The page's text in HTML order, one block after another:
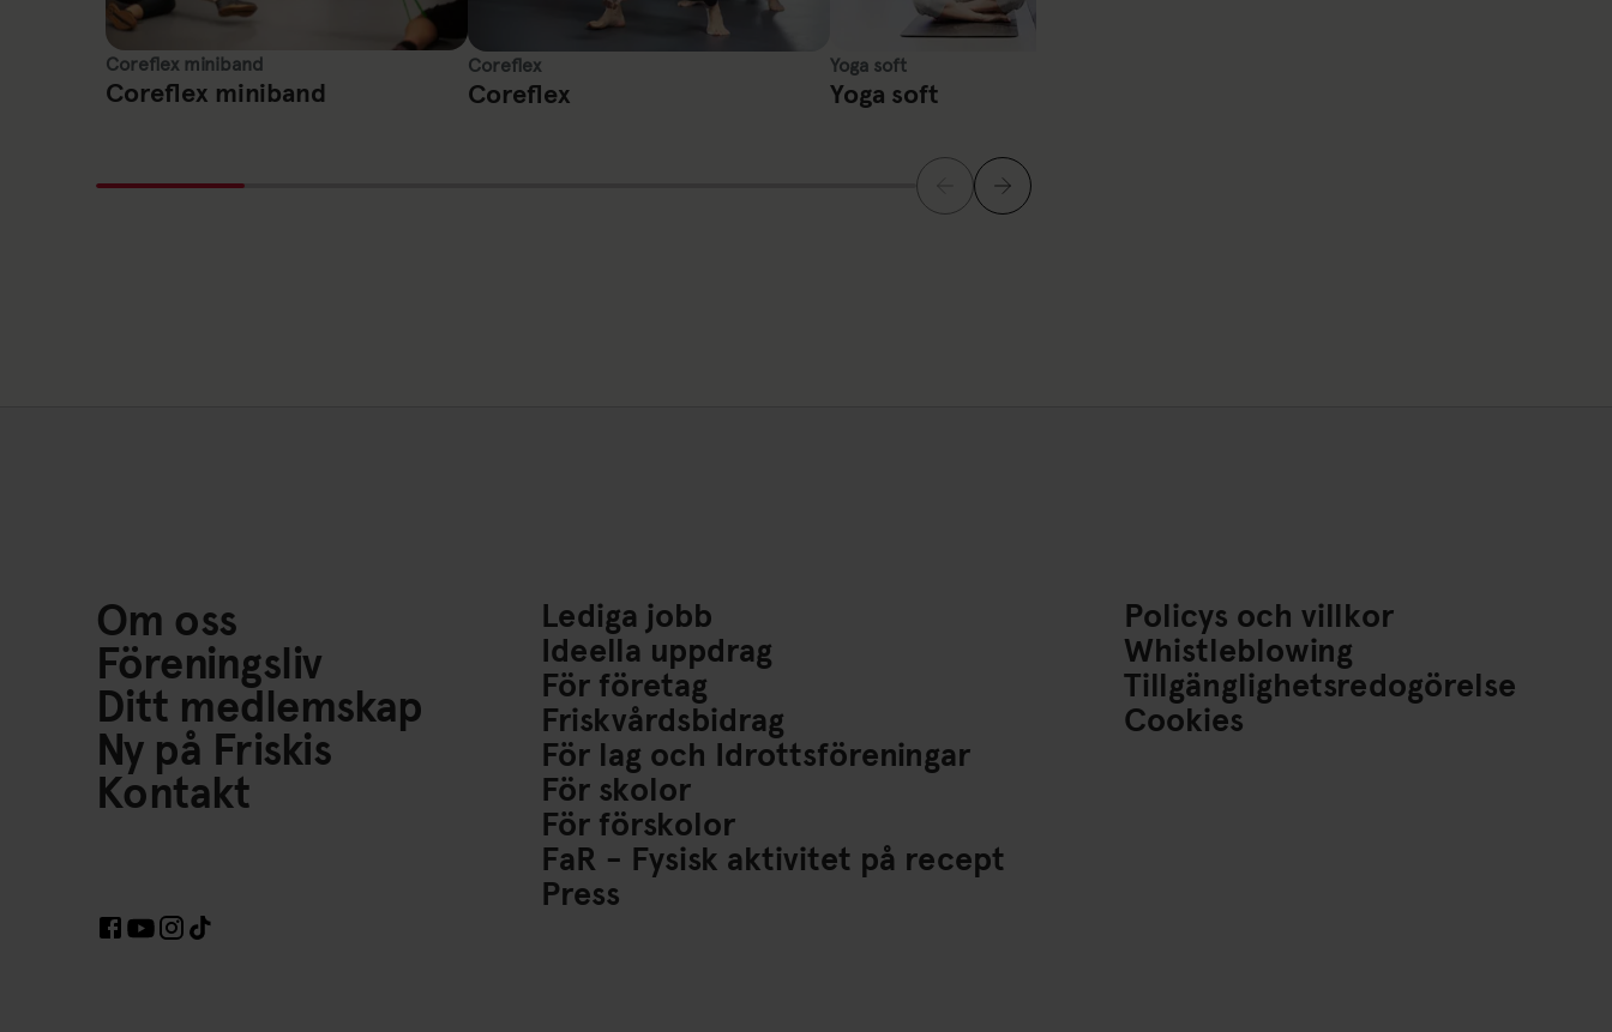
Coreflex miniband
Coreflex miniband
Coreflex
Coreflex
Yoga soft
Yoga soft
Om oss
Föreningsliv
Ditt medlemskap
Ny på Friskis
Kontakt
Lediga jobb
Ideella uppdrag
För företag
Friskvårdsbidrag
För lag och Idrottsföreningar
För skolor
För förskolor
FaR - Fysisk aktivitet på recept
Press
Policys och villkor
Whistleblowing
Tillgänglighetsredogörelse
Cookies